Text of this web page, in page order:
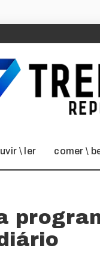
\ ler comer \